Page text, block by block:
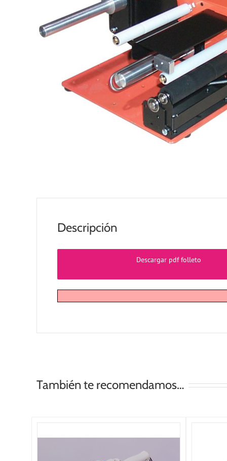
Descripción
Descargar pdf folleto
También te recomendamos…